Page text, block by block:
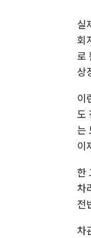
실
회
로
상
이
도
는
이
한
차
전
차